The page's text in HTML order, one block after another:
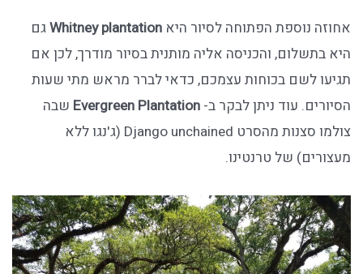
אחוזה נוספת הפתוחה לסיור היא Whitney plantationגם
היא בתשלום, והכניסה אליה מותנית בסיור מודרך, לכן אם
תגיעו לשם בכוחות עצמכם, כדאי לברר מראש מתי שעות
הסיורים. עוד ניתן לבקר ב-
Evergreen Plantation
שבה
צולמו סצנות מהסרט Django unchained (ג'נגו ללא
מעצורים) של טרנטינו.